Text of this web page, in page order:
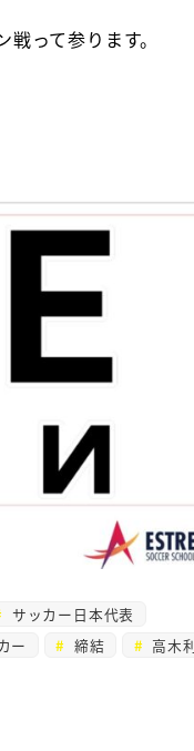
って参ります。
サッカー日本代表
ー 締結 高木